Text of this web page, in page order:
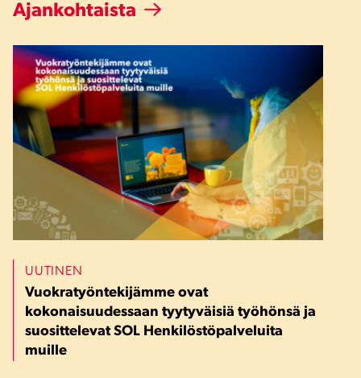
Ajankohtaista
UUTINEN
Vuokratyöntekijämme ovat
kokonaisuudessaan tyytyväisiä työhönsä ja
suosittelevat SOL Henkilöstöpalveluita
muille